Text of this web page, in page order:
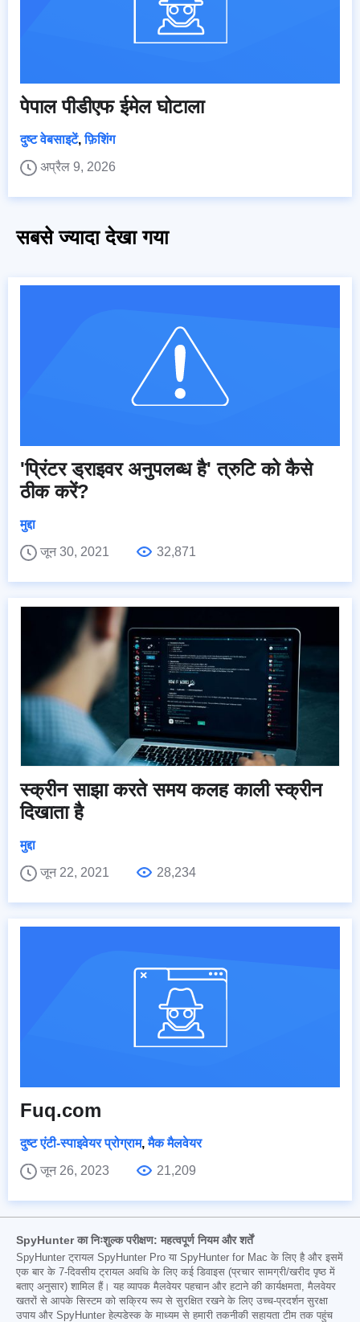
पेपाल पीडीएफ ईमेल घोटाला
दुष्ट वेबसाइटें,फ़िशिंग
अप्रैल 9, 2026
सबसे ज्यादा देखा गया
'प्रिंटर ड्राइवर अनुपलब्ध है' त्रुटि को कैसे
ठीक करें?
मुद्दा
जून 30, 2021
32,871
स्क्रीन साझा करते समय कलह काली स्क्रीन
दिखाता है
मुद्दा
जून 22, 2021
28,234
Fuq.com
दुष्ट एंटी-स्पाइवेयर प्रोग्राम,मैक मैलवेयर
जून 26, 2023
21,209
SpyHunter का निःशुल्क परीक्षण: महत्वपूर्ण नियम और शर्तें
SpyHunter ट्रायल SpyHunter Pro या SpyHunter for Mac के लिए है और इसमें
एक बार के 7-दिवसीय ट्रायल अवधि के लिए कई डिवाइस (प्रचार सामग्री/खरीद पृष्ठ में
बताए अनुसार) शामिल हैं। यह व्यापक मैलवेयर पहचान और हटाने की कार्यक्षमता, मैलवेयर
खतरों से आपके सिस्टम को सक्रिय रूप से सुरक्षित रखने के लिए उच्च-प्रदर्शन सुरक्षा
उपाय और SpyHunter हेल्पडेस्क के माध्यम से हमारी तकनीकी सहायता टीम तक पहुंच